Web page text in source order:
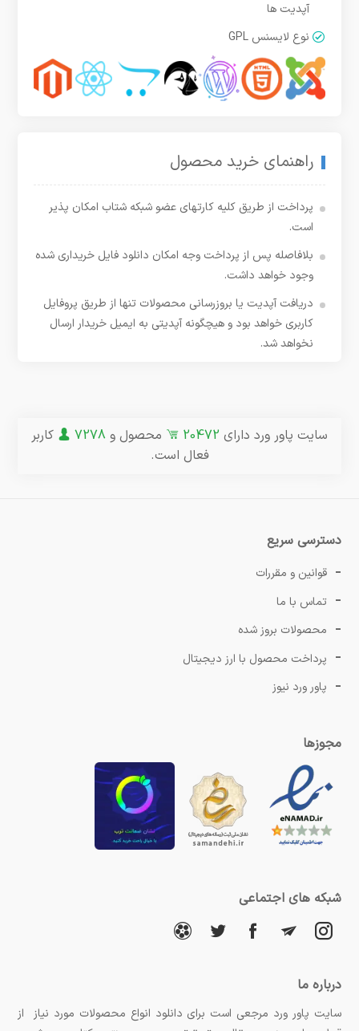
آپدیت ها
نوع لایسنس GPL
راهنمای خرید محصول
پرداخت از طریق کلیه کارتهای عضو شبکه شتاب امکان پذیر
است.
بلافاصله پس از پرداخت وجه امکان دانلود فایل خریداری شده
وجود خواهد داشت.
دریافت آپدیت یا بروزرسانی محصولات تنها از طریق پروفایل
کاربری خواهد بود و هیچگونه آپدیتی به ایمیل خریدار ارسال
نخواهد شد.
سایت پاور ورد دارای 20472 محصول و 7278
کاربر
فعال است.
دسترسی سریع
قوانین و مقررات
تماس با ما
محصولات بروز شده
پرداخت محصول با ارز دیجیتال
پاور ورد نیوز
مجوزها
شبکه های اجتماعی
درباره ما
سایت پاور ورد مرجعی است برای دانلود انواع محصولات مورد نیاز از